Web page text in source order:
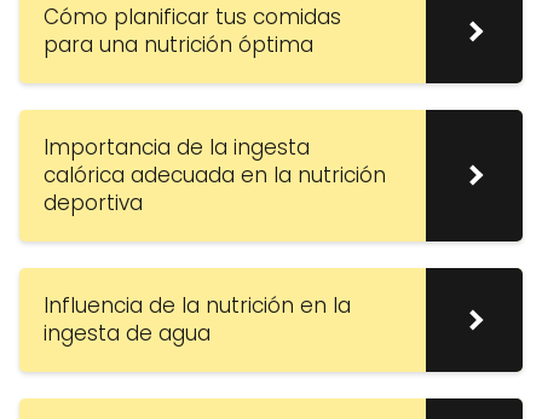
Cómo planificar tus comidas
para una nutrición óptima
Importancia de la ingesta
calórica adecuada en la nutrición
deportiva
Influencia de la nutrición en la
ingesta de agua